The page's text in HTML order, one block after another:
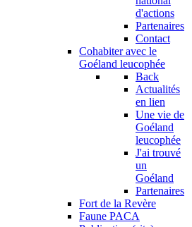
d'actions
Partenaires
Contact
Cohabiter avec le
Goéland leucophée
Back
Actualités
en lien
Une vie de
Goéland
leucophée
J'ai trouvé
un
Goéland
Partenaires
Fort de la Revère
Faune PACA